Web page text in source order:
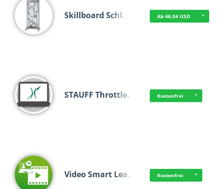
Skillboard Schl… Ab 46,04 USD
STAUFF Throttle… Kostenfrei
Video Smart Lea… Kostenfrei